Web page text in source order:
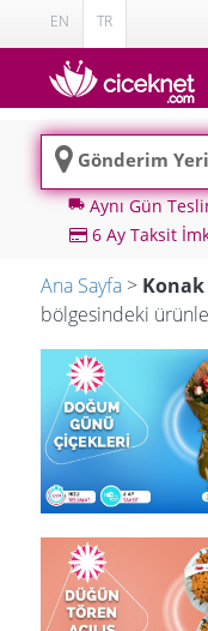
EN TR
Gönderim Yeri
local_shippingAynı Gün
6 Ay Taksit
Ana Sayfa > Konak
bölgesindeki